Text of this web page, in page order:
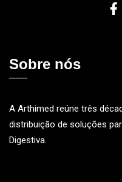
Sobre nós
A Arthimed reúne três
distribuição de soluções
Digestiva.